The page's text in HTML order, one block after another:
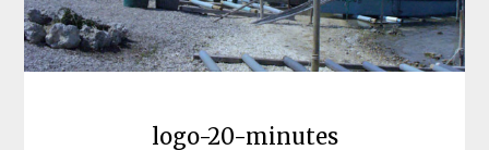
logo-20-minutes